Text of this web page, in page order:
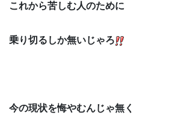
これから苦しむ人のために
乗り切るしか無いじゃろ
今の現状を悔やむんじゃ無く